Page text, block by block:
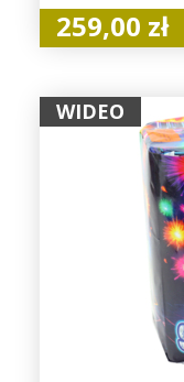
259,00 zł
WIDEO